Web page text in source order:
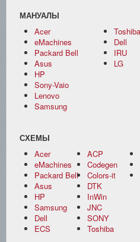
МАНУАЛЫ
Acer
eMachines
Packard Bell
Asus
HP
Sony-Vaio
Lenovo
Samsung
Toshiba
Dell
IRU
LG
СХЕМЫ
Acer
eMachines
Packard Bell
Asus
HP
Samsung
Dell
ECS
ACP
Codegen
Colors-it
DTK
InWin
JNC
SONY
Toshiba